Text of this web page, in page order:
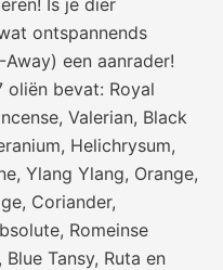
ontspannends
een aanrader!
oliën bevat: Royal
Valerian, Black
Helichrysum,
Ylang Ylang, Orange,
Coriander,
Romeinse
Tansy, Ruta en